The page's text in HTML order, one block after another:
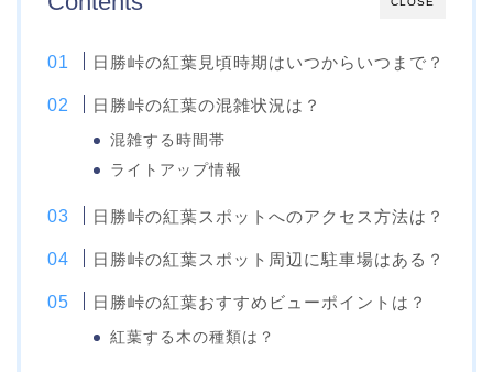
日勝峠の紅葉見頃時期はいつからいつまで？
日勝峠の紅葉の混雑状況は？
混雑する時間帯
ライトアップ情報
日勝峠の紅葉スポットへのアクセス方法は？
日勝峠の紅葉スポット周辺に駐車場はある？
日勝峠の紅葉おすすめビューポイントは？
紅葉する木の種類は？